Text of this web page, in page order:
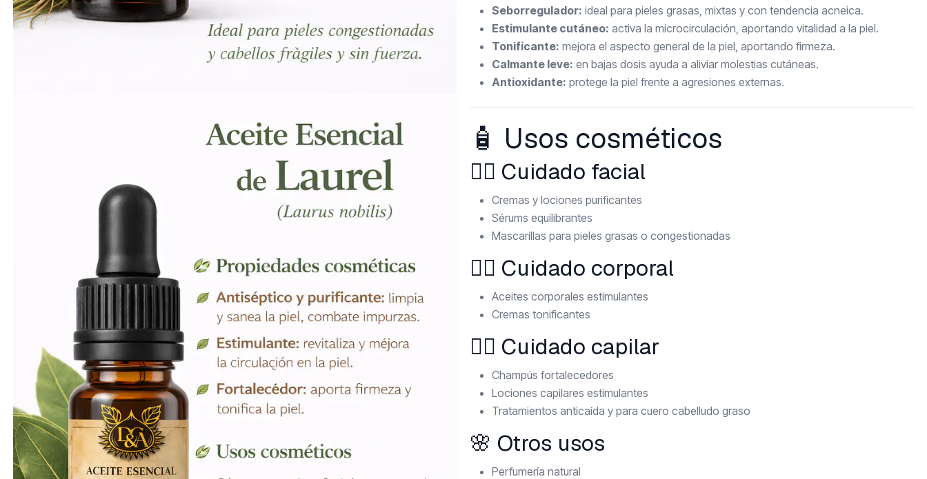
Seborregulador: ideal para pieles grasas, mixtas y con tendencia acneica.
Estimulante cutáneo: activa la microcirculación, aportando vitalidad a la piel.
Tonificante: mejora el aspecto general de la piel, aportando firmeza.
Calmante leve: en bajas dosis ayuda a aliviar molestias cutáneas.
Antioxidante: protege la piel frente a agresiones externas.
🧴 Usos cosméticos
🧖‍♀️ Cuidado facial
Cremas y lociones purificantes
Sérums equilibrantes
Mascarillas para pieles grasas o congestionadas
💆‍♀️ Cuidado corporal
Aceites corporales estimulantes
Cremas tonificantes
💇‍♀️ Cuidado capilar
Champús fortalecedores
Lociones capilares estimulantes
Tratamientos anticaída y para cuero cabelludo graso
🌸 Otros usos
Perfumería natural